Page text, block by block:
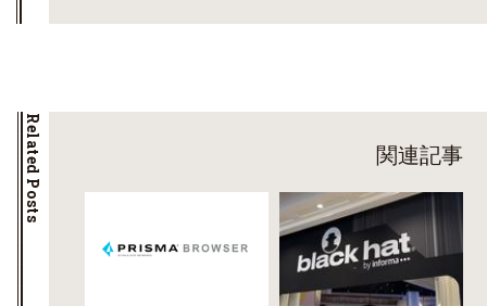
Related Posts 関連記事